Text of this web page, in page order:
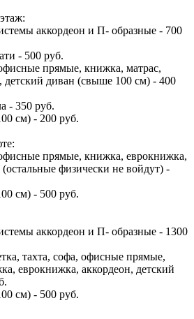
аккордеон и П- образные - 700
- 500 руб.
прямые, книжка, матрас,
детский диван (свыше 100 см) - 400
- 350 руб.
см) - 200 руб.
прямые, книжка, еврокнижка,
физически не войдут) -
см) - 500 руб.
аккордеон и П- образные - 1300
тахта, софа, офисные прямые,
еврокнижка, аккордеон, детский
см) - 500 руб.